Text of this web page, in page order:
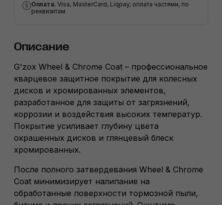
Оплата. Visa, MasterCard, Liqpay, оплата частями, по
реквизитам
Описание
G'zox Wheel & Chrome Coat – профессиональное
кварцевое защитное покрытие для колесных
дисков и хромированных элементов,
разработанное для защиты от загрязнений,
коррозии и воздействия высоких температур.
Покрытие усиливает глубину цвета
окрашенных дисков и глянцевый блеск
хромированных.
После полного затвердевания Wheel & Chrome
Coat минимизирует налипание на
обработанные поверхности тормозной пыли,